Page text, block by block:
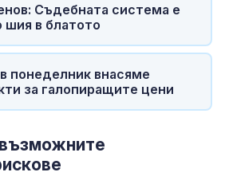
Съдебната система е
шия в блатото
понеделник внасяме
за галопиращите цени